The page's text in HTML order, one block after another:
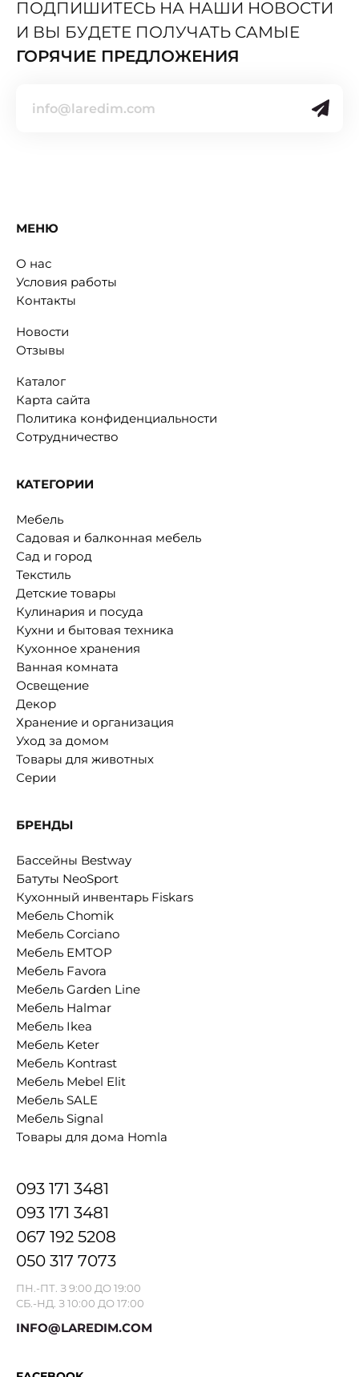
ПОДПИШИТЕСЬ НА НАШИ НОВОСТИ
И ВЫ БУДЕТЕ ПОЛУЧАТЬ САМЫЕ
ГОРЯЧИЕ ПРЕДЛОЖЕНИЯ
МЕНЮ
О нас
Условия работы
Контакты
Новости
Отзывы
Каталог
Карта сайта
Политика конфиденциальности
Сотрудничество
КАТЕГОРИИ
Мебель
Садовая и балконная мебель
Сад и город
Текстиль
Детские товары
Кулинария и посуда
Кухни и бытовая техника
Кухонное хранения
Ванная комната
Освещение
Декор
Хранение и организация
Уход за домом
Товары для животных
Серии
БРЕНДЫ
Бассейны Bestway
Батуты NeoSport
Кухонный инвентарь Fiskars
Мебель Chomik
Мебель Corciano
Мебель EMTOP
Мебель Favora
Мебель Garden Line
Мебель Halmar
Мебель Ikea
Мебель Keter
Мебель Kontrast
Мебель Mebel Elit
Мебель SALE
Мебель Signal
Товары для дома Homla
093 171 3481
093 171 3481
067 192 5208
050 317 7073
ПН.-ПТ. З 9:00 ДО 19:00
СБ.-НД. З 10:00 ДО 17:00
INFO@LAREDIM.COM